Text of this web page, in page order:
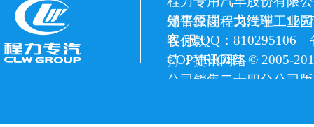
郊平原岗程力汽车工业园
销售经理：戈经理
收付款
客 服 QQ：810295106
持：捷讯网络
COPYRIGHT © 2005-
公司销售二十四分公司